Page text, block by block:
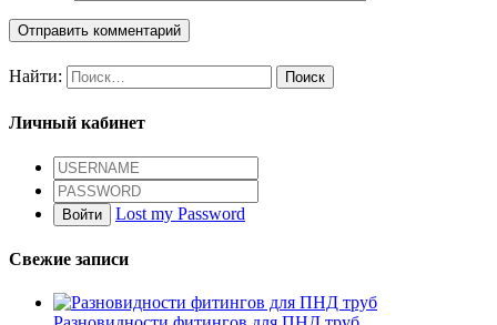
Найти:
Личный кабинет
Войти Lost my Password
Свежие записи